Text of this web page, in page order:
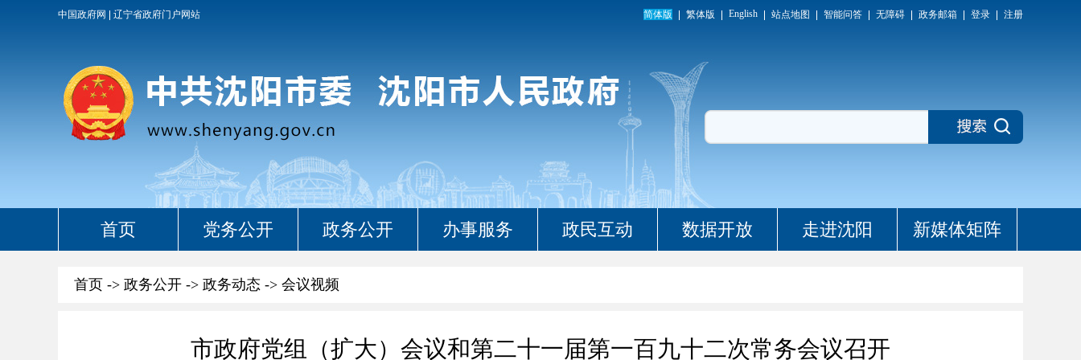
中国政府网 辽宁省政府门户网站 简体版 繁体版 English 站点地图 智能问答 无障碍 政务邮箱 登录 注册
首页 党务公开 政务公开 办事服务 政民互动 数据开放 走进沈阳 新媒体矩阵
首页 -> 政务公开 -> 政务动态 -> 会议视频
市政府党组（扩大）会议和第二十一届第一百九十二次常务会议召开